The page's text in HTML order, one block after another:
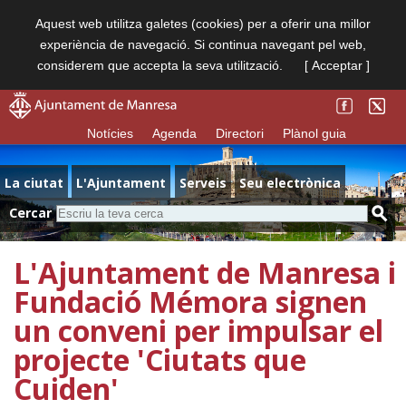
Aquest web utilitza galetes (cookies) per a oferir una millor
experiència de navegació. Si continua navegant pel web,
considerem que accepta la seva utilització.
[ Acceptar ]
Notícies Agenda Directori Plànol guia
La ciutat L'Ajuntament Serveis
Seu electrònica
Cercar
L'Ajuntament de Manresa i
Fundació Mémora signen
un conveni per impulsar el
projecte 'Ciutats que
Cuiden'